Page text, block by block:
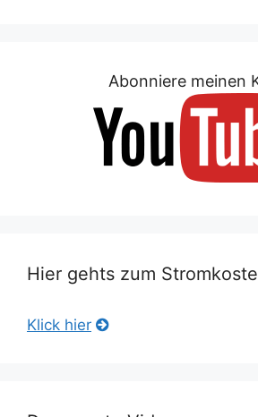
Abonniere meinen
Hier gehts zum
Klick hier